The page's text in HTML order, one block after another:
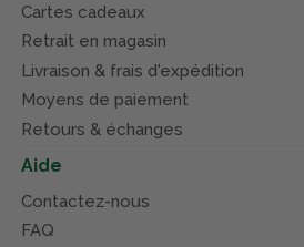
Cartes cadeaux
Retrait en magasin
Livraison & frais d'expédition
Moyens de paiement
Retours & échanges
Aide
Contactez-nous
FAQ